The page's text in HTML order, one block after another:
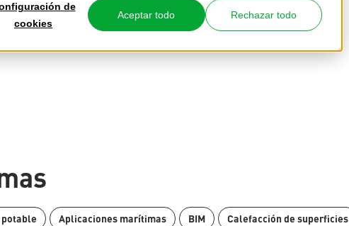
de
cookies
Aceptar todo Rechazar todo
los sistemas de
Aplicaciones marítimas BIM Calefacción de superficies